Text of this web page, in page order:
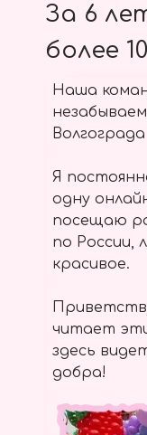
За 6
более
Наша
Волгограда
Я
одну
посещаю
по России,
красивое.
читает
здесь
добра!